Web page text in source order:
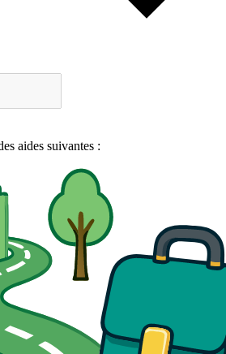
aides suivantes :